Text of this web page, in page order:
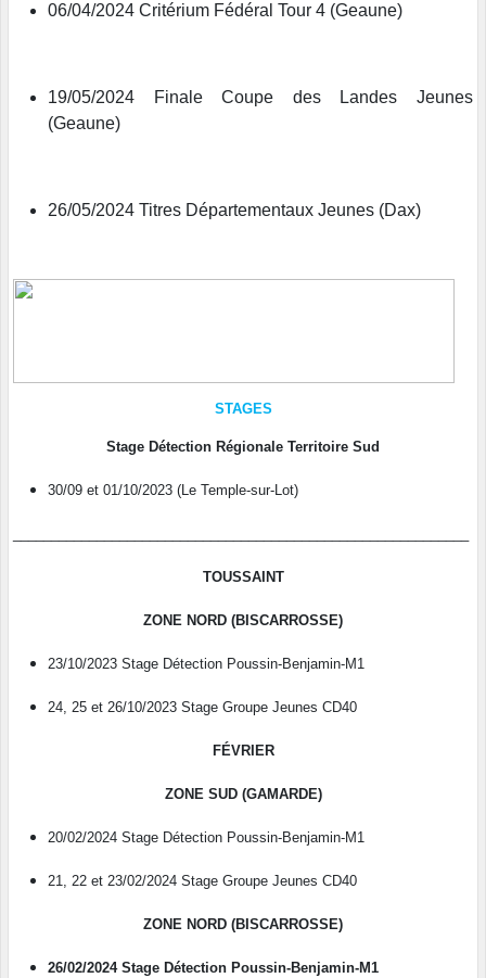
06/04/2024 Critérium Fédéral Tour 4 (Geaune)
19/05/2024 Finale Coupe des Landes Jeunes
(Geaune)
26/05/2024 Titres Départementaux Jeunes (Dax)
STAGES
Stage Détection Régionale Territoire Sud
30/09 et 01/10/2023 (Le Temple-sur-Lot)
TOUSSAINT
ZONE NORD (BISCARROSSE)
23/10/2023 Stage Détection Poussin-Benjamin-M1
24, 25 et 26/10/2023 Stage Groupe Jeunes CD40
FÉVRIER
ZONE SUD (GAMARDE)
20/02/2024 Stage Détection Poussin-Benjamin-M1
21, 22 et 23/02/2024 Stage Groupe Jeunes CD40
ZONE NORD (BISCARROSSE)
26/02/2024 Stage Détection Poussin-Benjamin-M1